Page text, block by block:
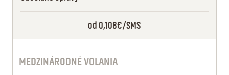
od 0,108€/SMS
MEDZINÁRODNÉ VOLANIA